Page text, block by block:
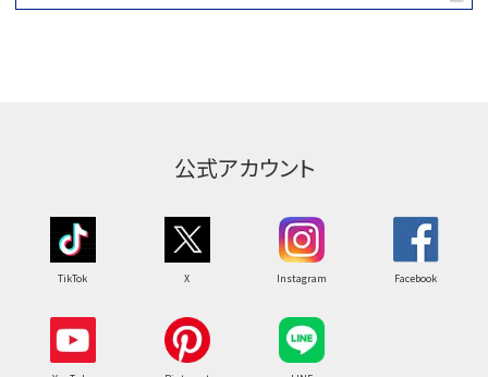
公式アカウント
TikTok X Instagram Facebook